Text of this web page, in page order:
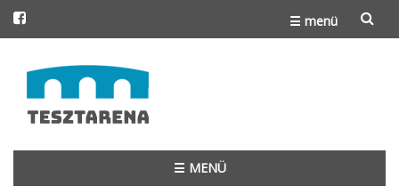
☰ menü
to
content
☰ MENÜ